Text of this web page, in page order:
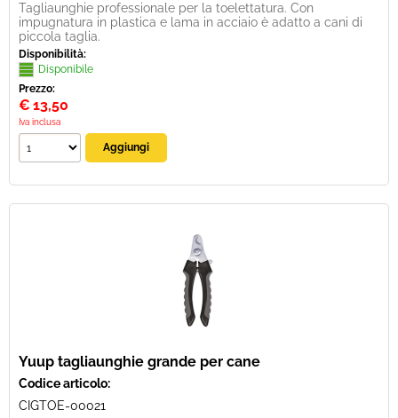
Tagliaunghie professionale per la toelettatura. Con
impugnatura in plastica e lama in acciaio è adatto a cani di
piccola taglia.
Disponibilità:
Disponibile
Prezzo:
€ 13,50
Iva inclusa
Yuup tagliaunghie grande per cane
Codice articolo:
CIGTOE-00021